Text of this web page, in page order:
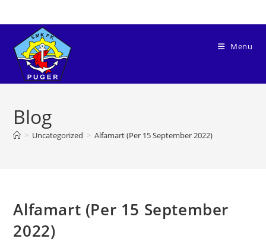
Menu
Blog
> Uncategorized > Alfamart (Per 15 September 2022)
Alfamart (Per 15 September
2022)